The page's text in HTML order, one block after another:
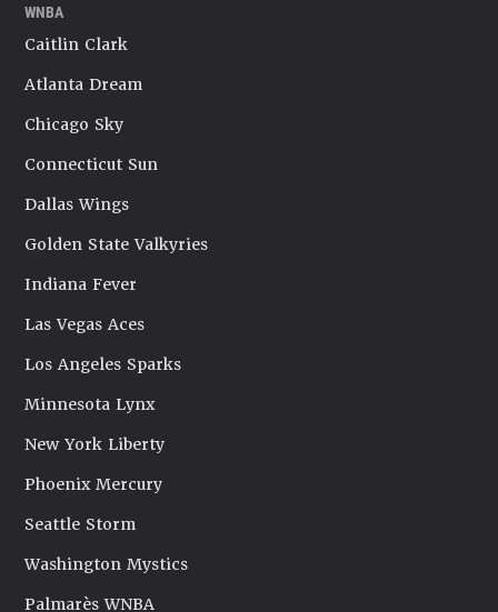
WNBA
Caitlin Clark
Atlanta Dream
Chicago Sky
Connecticut Sun
Dallas Wings
Golden State Valkyries
Indiana Fever
Las Vegas Aces
Los Angeles Sparks
Minnesota Lynx
New York Liberty
Phoenix Mercury
Seattle Storm
Washington Mystics
Palmarès WNBA